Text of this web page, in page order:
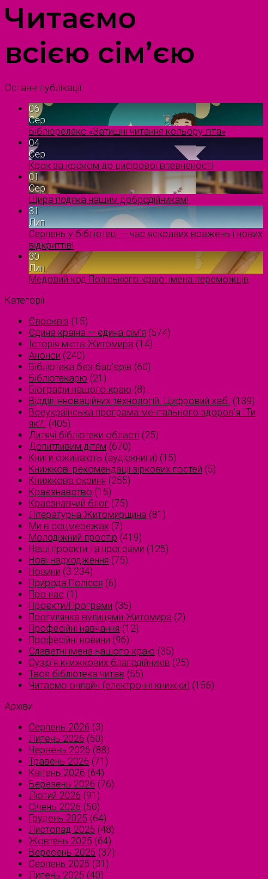
Читаємо
всією сім’єю
Останні публікації
06
Сер
Бібліорелакс «Затишні читання кольору літа»
04
Сер
Крок за кроком до цифрової впевненості
01
Сер
Щира подяка нашим добродійникам!
31
Лип
Серпень у бібліотеці — час яскравих вражень і нових
відкриттів!
30
Лип
Медовий код Поліського краю: імена переможців
Категорії
Євроквіз (15)
Єдина країна — єдина сім’я (574)
Історія міста Житомира (14)
Анонси (240)
Бібліотека без бар'єрів (60)
Бібліотекарю (21)
Біографи нашого краю (8)
Відділ інноваційних технологій. Цифровий хаб. (139)
Всеукраїнська програма ментального здоров'я "Ти
як?" (405)
Дитячі бібліотеки області (25)
Допитливим дітям (670)
Книги оживають (аудіокниги) (15)
Книжкові рекомендації зіркових гостей (5)
Книжкова скриня (255)
Краєзнавство (15)
Краєзнавчий блог (75)
Літературна Житомирщина (81)
Ми в соцмережах (7)
Молодіжний простір (419)
Наші проєкти та програми (125)
Нові надходження (75)
Новини (3 234)
Природа Полісся (6)
Про нас (1)
Проєкти/Програми (35)
Прогулянка вулицями Житомира (2)
Професійні навчання (12)
Професійні новини (96)
Славетні імена нашого краю (35)
Сузірʼя книжкових благодійників (25)
Твоя бібліотека читає (55)
Читаємо онлайн (електронні книжки) (156)
Архіви
Серпень 2026 (3)
Липень 2026 (50)
Червень 2026 (88)
Травень 2026 (71)
Квітень 2026 (64)
Березень 2026 (76)
Лютий 2026 (91)
Січень 2026 (50)
Грудень 2025 (64)
Листопад 2025 (48)
Жовтень 2025 (64)
Вересень 2025 (37)
Серпень 2025 (31)
Липень 2025 (40)